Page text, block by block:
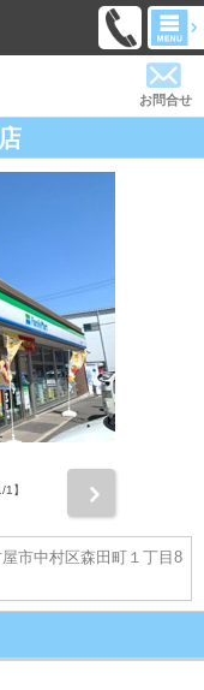
お問合せ
/1】
市中村区森田町１丁目8